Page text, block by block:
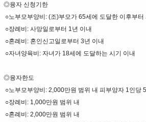
◎융자 신청기한
○노부모부양비: (조)부모가 65세에 도달한 이후부터
○장례비: 사망일로부터 1년 이내
○혼례비: 혼인신고일로부터 3년 이내
○자녀양육비: 자녀가 18세에 도달하는 시기 이내
◎융자한도
○노부모부양비: 2,000만원 범위 내 피부양자 1인당
○장례비: 1,000만원 범위 내
○혼례비: 2,000만원 범위 내